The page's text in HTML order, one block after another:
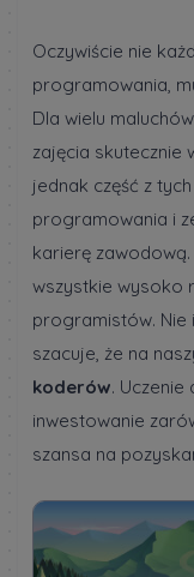
Oczywiście nie
programowania,
Dla wielu
zajęcia skutecznie
jednak część z
programowania i
karierę zawodową.
wszystkie wysoko
programistów. Nie
szacuje, że na
koderów.
inwestowanie
szansa na